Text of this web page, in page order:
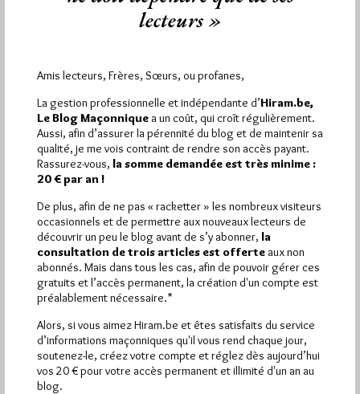
Abonnement aux Newsletters - RSS
lecteurs »
Amis lecteurs, Frères, Sœurs, ou profanes,
La gestion professionnelle et indépendante d’Hiram.be,
Le Blog Maçonnique a un coût, qui croît régulièrement.
Aussi, afin d’assurer la pérennité du blog et de maintenir sa
qualité, je me vois contraint de rendre son accès payant.
Rassurez-vous, la somme demandée est très minime :
20 € par an !
De plus, afin de ne pas « racketter » les nombreux visiteurs
occasionnels et de permettre aux nouveaux lecteurs de
découvrir un peu le blog avant de s’y abonner, la
consultation de trois articles est offerte aux non
abonnés. Mais dans tous les cas, afin de pouvoir gérer ces
gratuits et l’accès permanent, la création d'un compte est
préalablement nécessaire.*
Alors, si vous aimez Hiram.be et êtes satisfaits du service
d’informations maçonniques qu'il vous rend chaque jour,
soutenez-le, créez votre compte et réglez dès aujourd’hui
vos 20 € pour votre accès permanent et illimité d'un an au
blog.